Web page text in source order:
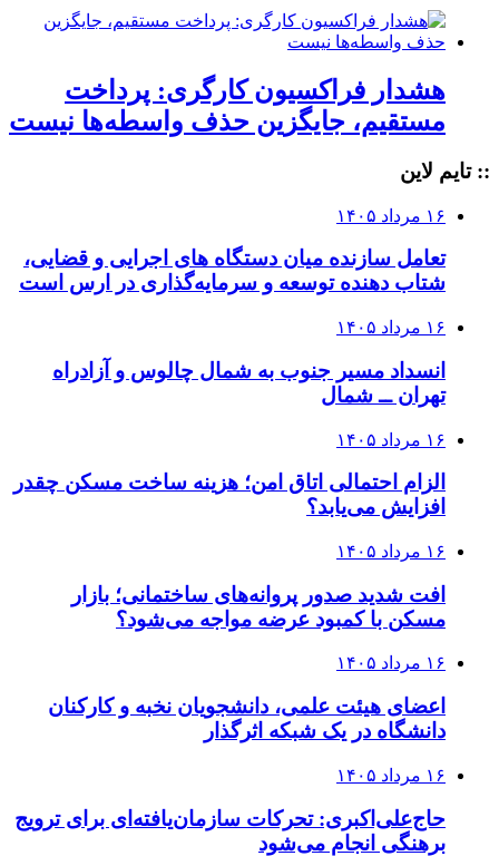
هشدار فراکسیون کارگری: پرداخت
مستقیم، جایگزین حذف واسطه‌ها نیست
:: تایم لاین
۱۶ مرداد ۱۴۰۵
تعامل سازنده میان دستگاه‌ های اجرایی و قضایی،
شتاب‌ دهنده توسعه و سرمایه‌گذاری در ارس است
۱۶ مرداد ۱۴۰۵
انسداد مسیر جنوب به شمال چالوس و آزادراه
تهران ــ شمال
۱۶ مرداد ۱۴۰۵
الزام احتمالی اتاق امن؛ هزینه ساخت مسکن چقدر
افزایش می‌یابد؟
۱۶ مرداد ۱۴۰۵
افت شدید صدور پروانه‌های ساختمانی؛ بازار
مسکن با کمبود عرضه مواجه می‌شود؟
۱۶ مرداد ۱۴۰۵
اعضای هیئت علمی، دانشجویان نخبه و کارکنان
دانشگاه در یک شبکه‌ اثرگذار
۱۶ مرداد ۱۴۰۵
حاج‌علی‌اکبری: تحرکات سازمان‌یافته‌ای برای ترویج
برهنگی انجام می‌شود